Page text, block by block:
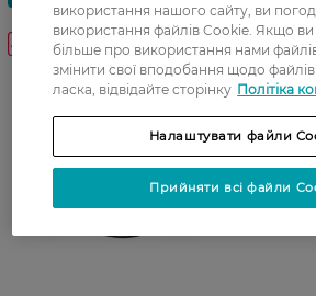
-25% Новинка -25%
використання нашого сайту, ви
використання файлів Cookie. Якщо ви
більше про використання нами
змінити свої вподобання щодо
ласка, відвідайте сторінку Політіка
Налаштувати файли
Прийняти всі файли